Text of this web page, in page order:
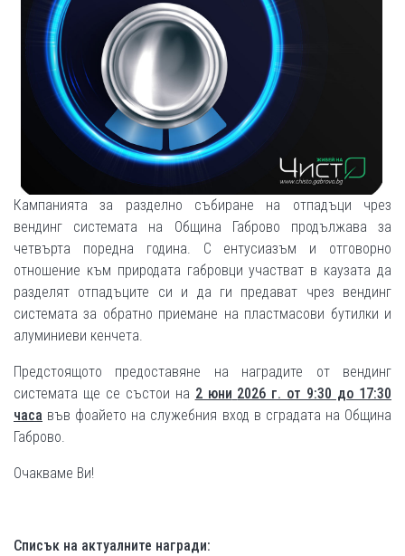
Кампанията за разделно събиране на отпадъци чрез
вендинг системата на Община Габрово продължава за
четвърта поредна година. С ентусиазъм и отговорно
отношение към природата габровци участват в каузата да
разделят отпадъците си и да ги предават чрез вендинг
системата за обратно приемане на пластмасови бутилки и
алуминиеви кенчета.
Предстоящото предоставяне на наградите от вендинг
системата ще се състои на 2 юни 2026 г. от 9:30 до 17:30
часа във фоайето на служебния вход в сградата на Община
Габрово.
Очакваме Ви!
Списък на актуалните награди: